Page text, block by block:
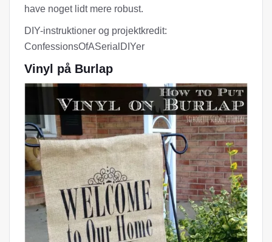
have noget lidt mere robust.
DIY-instruktioner og projektkredit:
ConfessionsOfASerialDIYer
Vinyl på Burlap